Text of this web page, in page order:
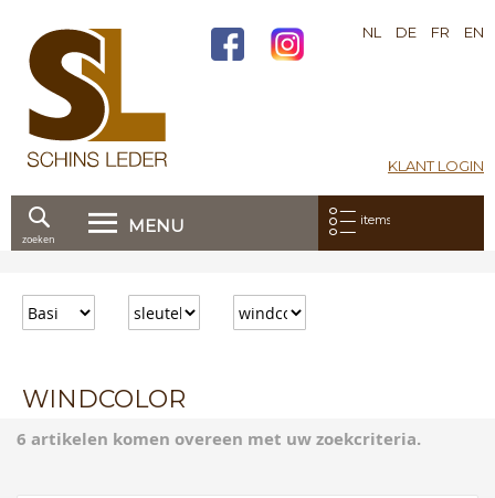
KLANT LOGIN
NL DE FR EN
MENU Mijn bestelling:
items
door
naar
zoeken
WINDCOLOR
6 artikelen komen overeen met uw zoekcriteria.